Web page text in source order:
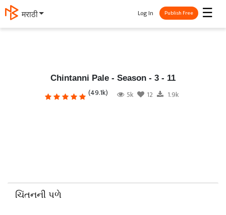
मराठी ☰
Log In Publish Free
Chintanni Pale - Season - 3 - 11
(49.1k) 5k 12 1.9k
ચિંતનની પળે